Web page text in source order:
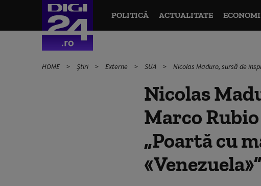
POLITICĂ ACTUALITATE
HOME Știri Externe SUA Nicolas Maduro, sursă de
Nicolas
Marco
„Poartă cu
«Venezuela»”